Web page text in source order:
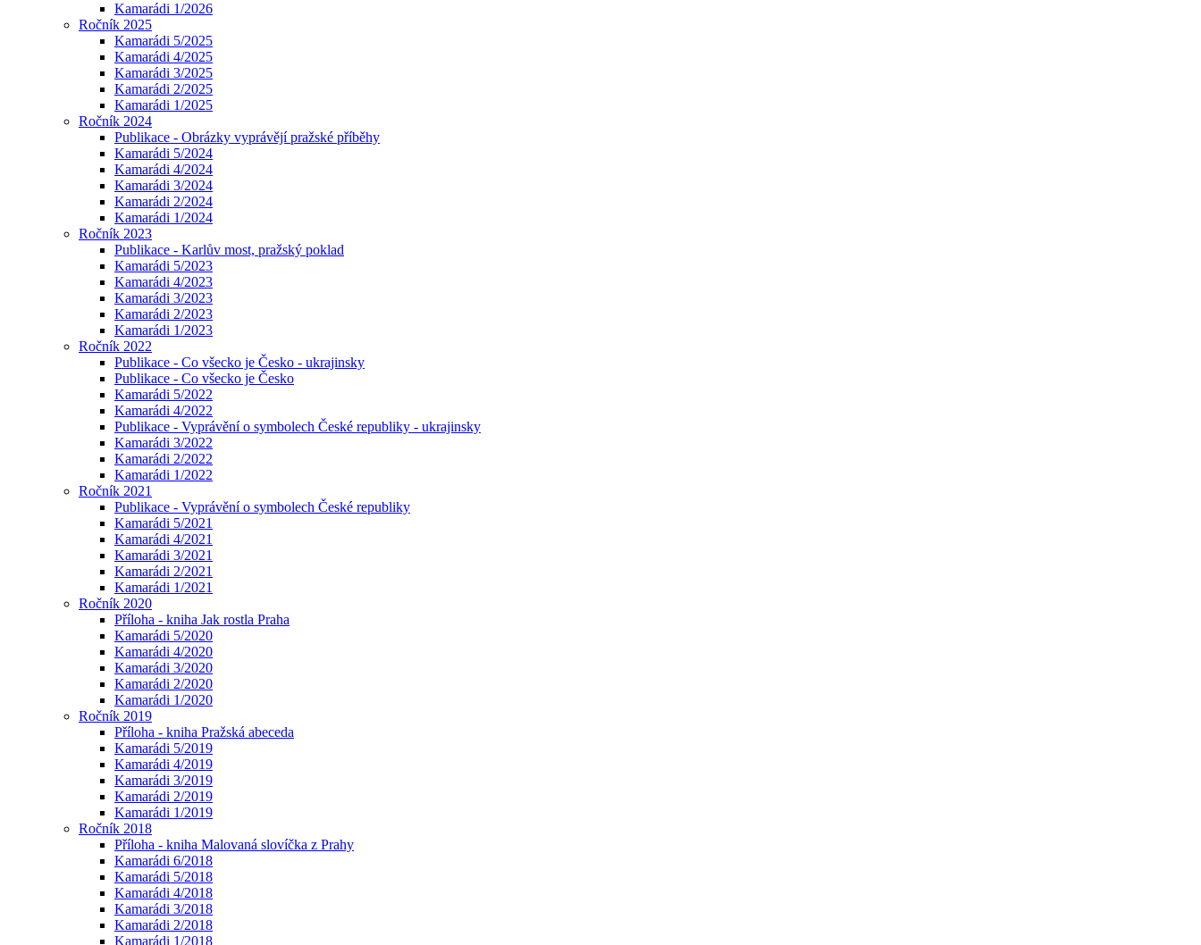
Kamarádi 1/2026
Ročník 2025
Kamarádi 5/2025
Kamarádi 4/2025
Kamarádi 3/2025
Kamarádi 2/2025
Kamarádi 1/2025
Ročník 2024
Publikace - Obrázky vyprávějí pražské příběhy
Kamarádi 5/2024
Kamarádi 4/2024
Kamarádi 3/2024
Kamarádi 2/2024
Kamarádi 1/2024
Ročník 2023
Publikace - Karlův most, pražský poklad
Kamarádi 5/2023
Kamarádi 4/2023
Kamarádi 3/2023
Kamarádi 2/2023
Kamarádi 1/2023
Ročník 2022
Publikace - Co všecko je Česko - ukrajinsky
Publikace - Co všecko je Česko
Kamarádi 5/2022
Kamarádi 4/2022
Publikace - Vyprávění o symbolech České republiky - ukrajinsky
Kamarádi 3/2022
Kamarádi 2/2022
Kamarádi 1/2022
Ročník 2021
Publikace - Vyprávění o symbolech České republiky
Kamarádi 5/2021
Kamarádi 4/2021
Kamarádi 3/2021
Kamarádi 2/2021
Kamarádi 1/2021
Ročník 2020
Příloha - kniha Jak rostla Praha
Kamarádi 5/2020
Kamarádi 4/2020
Kamarádi 3/2020
Kamarádi 2/2020
Kamarádi 1/2020
Ročník 2019
Příloha - kniha Pražská abeceda
Kamarádi 5/2019
Kamarádi 4/2019
Kamarádi 3/2019
Kamarádi 2/2019
Kamarádi 1/2019
Ročník 2018
Příloha - kniha Malovaná slovíčka z Prahy
Kamarádi 6/2018
Kamarádi 5/2018
Kamarádi 4/2018
Kamarádi 3/2018
Kamarádi 2/2018
Kamarádi 1/2018